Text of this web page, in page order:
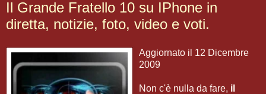
Il Grande Fratello 10 su IPhone in
diretta, notizie, foto, video e voti.
Aggiornato il 12 Dicembre
2009
Non c'è nulla da fare, il